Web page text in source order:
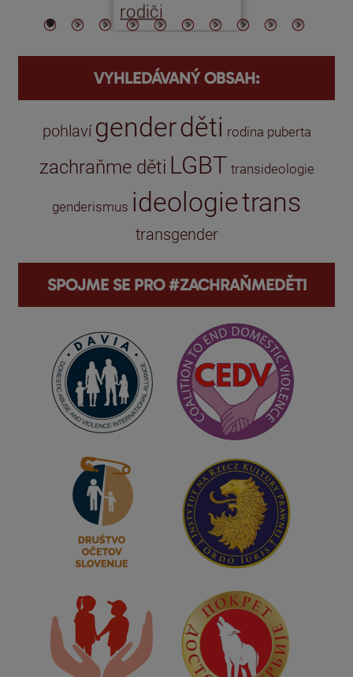
rodiči
VYHLEDÁVANÝ OBSAH:
pohlaví genderděti rodina puberta
zachraňme děti LGBT transideologie
genderismus ideologietrans
transgender
SPOJME SE PRO #ZACHRAŇMEDĚTI